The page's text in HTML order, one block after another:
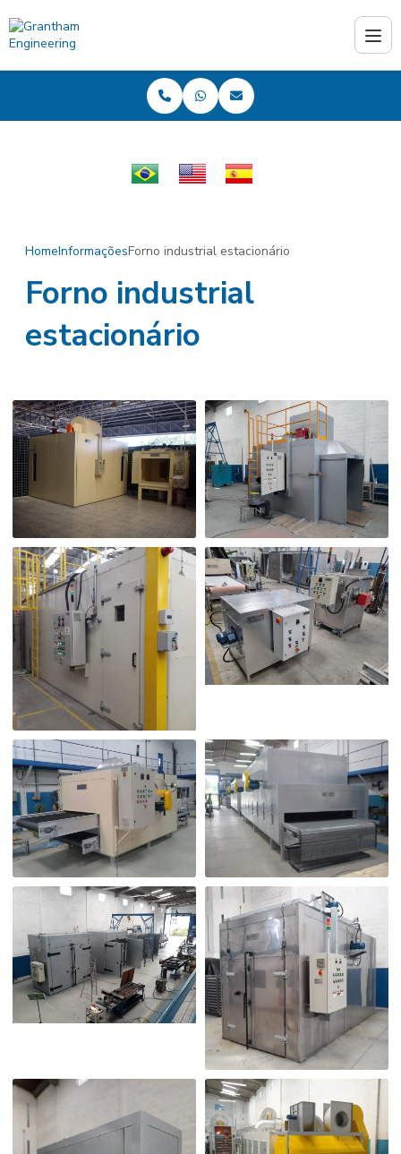
PT EN ES
HomeInformaçõesForno industrial estacionário
Forno industrial
estacionário